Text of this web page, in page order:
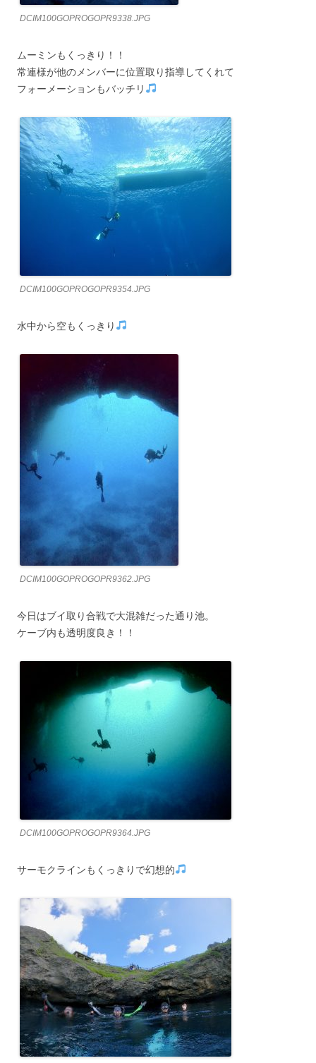
DCIM100GOPROGOPR9338.JPG
ムーミンもくっきり！！
常連様が他のメンバーに位置取り指導してくれて
フォーメーションもバッチリ
DCIM100GOPROGOPR9354.JPG
水中から空もくっきり
DCIM100GOPROGOPR9362.JPG
今日はブイ取り合戦で大混雑だった通り池。
ケーブ内も透明度良き！！
DCIM100GOPROGOPR9364.JPG
サーモクラインもくっきりで幻想的